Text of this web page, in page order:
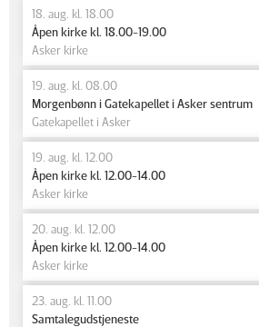
18. aug. kl. 18.00
Åpen kirke kl. 18.00-19.00
Asker kirke
19. aug. kl. 08.00
Morgenbønn i Gatekapellet i Asker sentrum
Gatekapellet i Asker
19. aug. kl. 12.00
Åpen kirke kl. 12.00-14.00
Asker kirke
20. aug. kl. 12.00
Åpen kirke kl. 12.00-14.00
Asker kirke
23. aug. kl. 11.00
Samtalegudstjeneste